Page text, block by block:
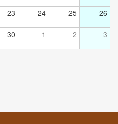
23 24 25 26
30 1 2 3